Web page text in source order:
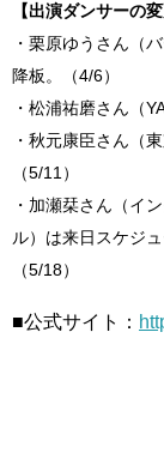
【出演ダンサーの変
・栗原ゆうさん（
降板。（4/6）
・松浦祐磨さん（
・秋元康臣さん（
（5/11）
・加瀬栞さん（イ
ル）は来日スケジ
（5/18）
■公式サイト：